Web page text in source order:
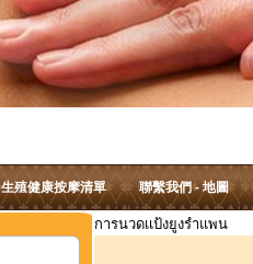
生殖健康按摩清單 聯繫我們 - 地圖
การนวดเเป้งยูงรำแพน